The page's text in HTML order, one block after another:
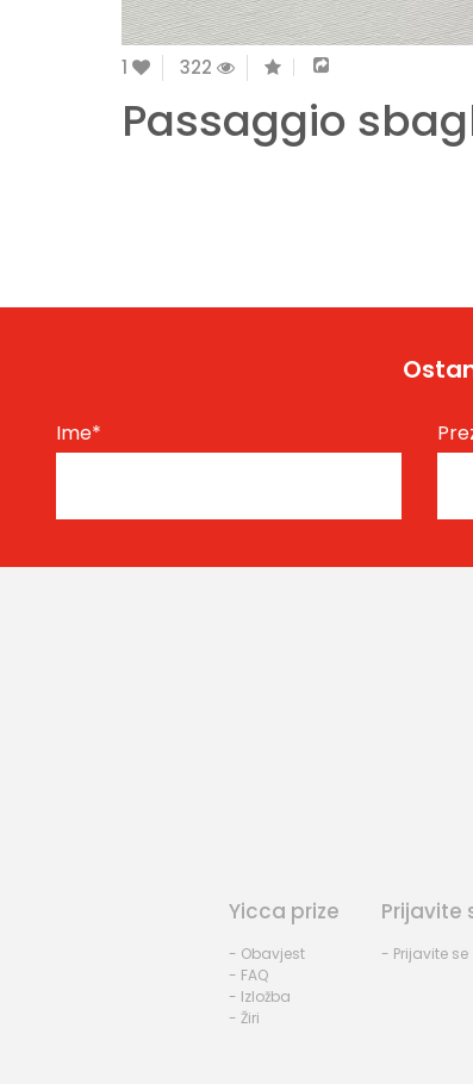
1 322
Passaggio
Ime*
Yicca prize
- Obavjest
- FAQ
- Izložba
- Žiri
Prijavite
- Prijavite se